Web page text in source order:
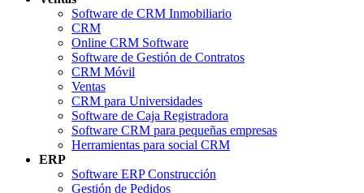
Software de CRM Inmobiliario
CRM
Online CRM Software
Software de Gestión de Contratos
CRM Móvil
Ventas
CRM para Universidades
Software de Caja Registradora
Software CRM para pequeñas empresas
Herramientas para social CRM
ERP
Software ERP Construcción
Gestión de Pedidos